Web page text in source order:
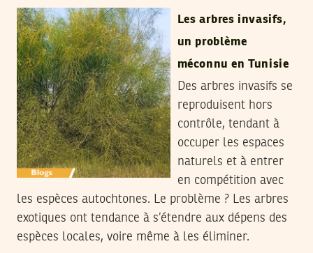
Les arbres invasifs,
un problème
méconnu en Tunisie
Des arbres invasifs se
reproduisent hors
contrôle, tendant à
occuper les espaces
naturels et à entrer
en compétition avec
les espèces autochtones. Le problème ? Les arbres
exotiques ont tendance à s’étendre aux dépens des
espèces locales, voire même à les éliminer.